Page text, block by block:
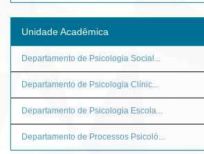
Unidade Acadêmica
Departamento de Psicologia Social...
Departamento de Psicologia Clínic...
Departamento de Psicologia Escola...
Departamento de Processos Psicoló...